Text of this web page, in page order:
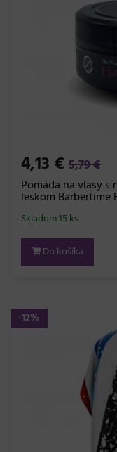
4,13 € 5,79 €
Pomáda na vlasy
leskom Barbertime
Skladom 15 ks
Do košíka
-12%